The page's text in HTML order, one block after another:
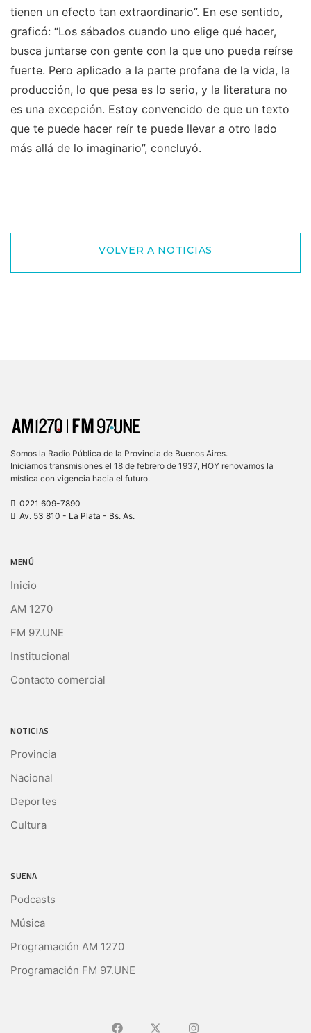
tienen un efecto tan extraordinario”. En ese sentido,
graficó: “Los sábados cuando uno elige qué hacer,
busca juntarse con gente con la que uno pueda reírse
fuerte. Pero aplicado a la parte profana de la vida, la
producción, lo que pesa es lo serio, y la literatura no
es una excepción. Estoy convencido de que un texto
que te puede hacer reír te puede llevar a otro lado
más allá de lo imaginario”, concluyó.
VOLVER A NOTICIAS
Somos la Radio Pública de la Provincia de Buenos Aires.
Iniciamos transmisiones el 18 de febrero de 1937, HOY renovamos la
mística con vigencia hacia el futuro.
0221 609-7890
Av. 53 810 - La Plata - Bs. As.
MENÚ
Inicio
AM 1270
FM 97.UNE
Institucional
Contacto comercial
NOTICIAS
Provincia
Nacional
Deportes
Cultura
SUENA
Podcasts
Música
Programación AM 1270
Programación FM 97.UNE
Ir a FacebookIr a X (Ex-Twitter)
Ir a